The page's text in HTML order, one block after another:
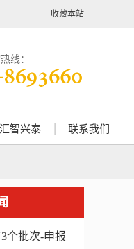
收藏本站
线：
智兴泰 联系我们
个批次-申报